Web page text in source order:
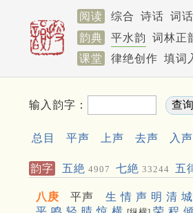
阅读 综合 诗话 词话
韵典
平水韵 词林正
课堂
律绝创作 填词
输入韵字：
总目 平声 上声 去声 入声
韵字 五絶 4907 七絶 33244 五
八庚 平声 生 情 声 明 清 城